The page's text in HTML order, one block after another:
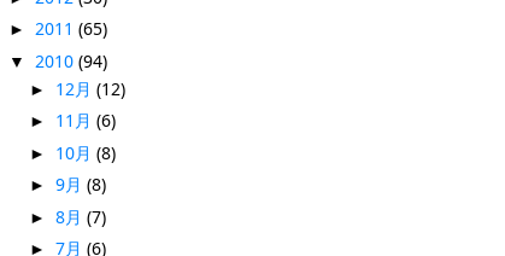
► 2011 (65)
▼ 2010 (94)
► 12月 (12)
► 11月 (6)
► 10月 (8)
► 9月 (8)
► 8月 (7)
► 7月 (6)